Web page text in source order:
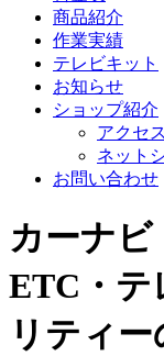
商品紹介
作業実績
テレビキット
お知らせ
ショップ紹介
アクセス
ネット
お問い合わせ
カーナビ
ETC・テ
リティ